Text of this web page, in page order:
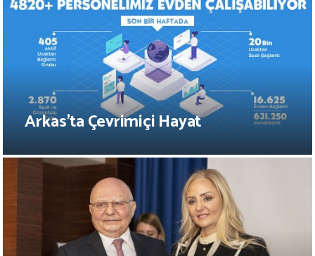
Arkas’ta Çevrimiçi Hayat